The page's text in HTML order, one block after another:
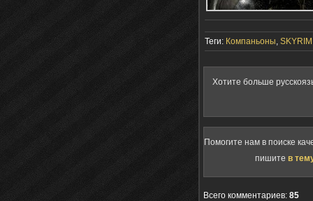
Теги: Компаньоны, SKYRIM
Хотите больше
Помогите нам в поиске
пишите в
Всего комментариев: 85